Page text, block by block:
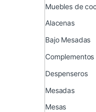
Muebles de
Alacenas
Bajo Mesadas
Complementos
Despenseros
Mesadas
Mesas